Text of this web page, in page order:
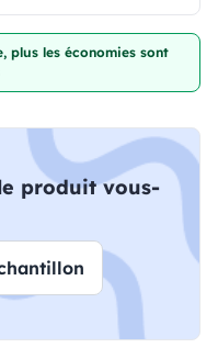
plus les économies sont
produit vous-